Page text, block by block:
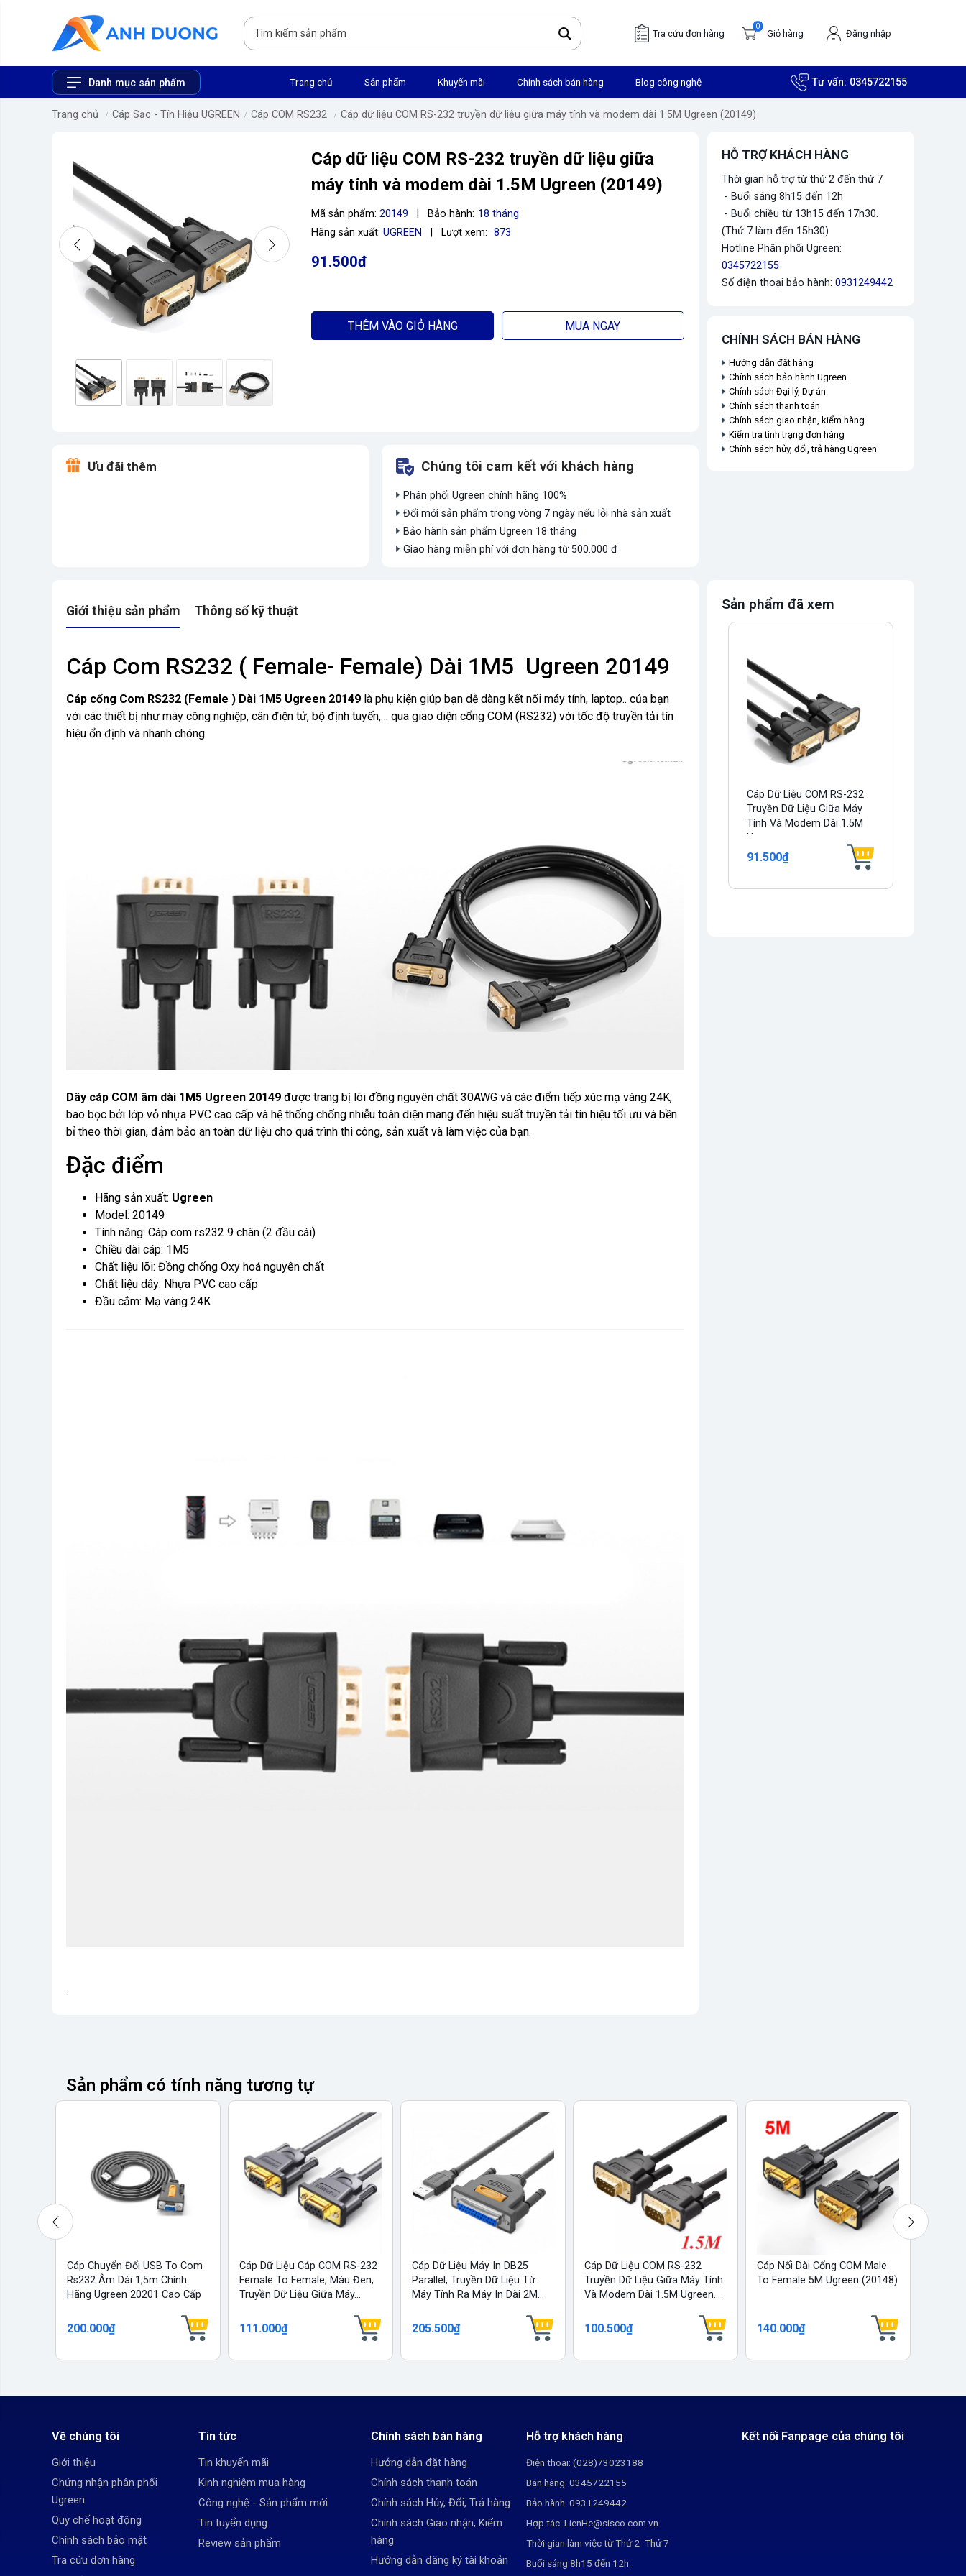
Tra cứu đơn hàng
0
Giỏ hàng Đăng nhập
Danh mục sản phẩm Trang chủ Sản phẩm Khuyến mãi Chính sách bán hàng Blog công nghệ Tư vấn: 0345722155
Trang chủ Cáp Sạc - Tín Hiệu UGREEN Cáp COM RS232 Cáp dữ liệu COM RS-232 truyền dữ liệu giữa máy tính và modem dài 1.5M Ugreen (20149)
Cáp dữ liệu COM RS-232 truyền dữ liệu giữa
máy tính và modem dài 1.5M Ugreen (20149)
Mã sản phẩm: 20149 Bảo hành: 18 tháng
Hãng sản xuất: UGREEN Lượt xem: 873
91.500đ
THÊM VÀO GIỎ HÀNG MUA NGAY
Ưu đãi thêm Chúng tôi cam kết với khách hàng
Phân phối Ugreen chính hãng 100%
Đổi mới sản phẩm trong vòng 7 ngày nếu lỗi nhà sản xuất
Bảo hành sản phẩm Ugreen 18 tháng
Giao hàng miễn phí với đơn hàng từ 500.000 đ
HỖ TRỢ KHÁCH HÀNG
Thời gian hỗ trợ từ thứ 2 đến thứ 7
- Buổi sáng 8h15 đến 12h
- Buổi chiều từ 13h15 đến 17h30.
(Thứ 7 làm đến 15h30)
Hotline Phân phối Ugreen:
0345722155
Số điện thoại bảo hành: 0931249442
CHÍNH SÁCH BÁN HÀNG
Hướng dẫn đặt hàng
Chính sách bảo hành Ugreen
Chính sách Đại lý, Dự án
Chính sách thanh toán
Chính sách giao nhận, kiểm hàng
Kiểm tra tình trạng đơn hàng
Chính sách hủy, đổi, trả hàng Ugreen
Giới thiệu sản phẩm Thông số kỹ thuật
Cáp Com RS232 ( Female- Female) Dài 1M5 Ugreen 20149
Cáp cổng Com RS232 (Female ) Dài 1M5 Ugreen 20149 là phụ kiện giúp bạn dễ dàng kết nối máy tính, laptop.. của bạn
với các thiết bị như máy công nghiệp, cân điện tử, bộ định tuyến,… qua giao diện cổng COM (RS232) với tốc độ truyền tải tín
hiệu ổn định và nhanh chóng.
Dây cáp COM âm dài 1M5 Ugreen 20149 được trang bị lõi đồng nguyên chất 30AWG và các điểm tiếp xúc mạ vàng 24K,
bao bọc bởi lớp vỏ nhựa PVC cao cấp và hệ thống chống nhiễu toàn diện mang đến hiệu suất truyền tải tín hiệu tối ưu và bền
bỉ theo thời gian, đảm bảo an toàn dữ liệu cho quá trình thi công, sản xuất và làm việc của bạn.
Đặc điểm
Hãng sản xuất: Ugreen
Model: 20149
Tính năng: Cáp com rs232 9 chân (2 đầu cái)
Chiều dài cáp: 1M5
Chất liệu lõi: Đồng chống Oxy hoá nguyên chất
Chất liệu dây: Nhựa PVC cao cấp
Đầu cắm: Mạ vàng 24K
.
Sản phẩm đã xem
Cáp Dữ Liệu COM RS-232
Truyền Dữ Liệu Giữa Máy
Tính Và Modem Dài 1.5M
Ugreen...
91.500₫
Sản phẩm có tính năng tương tự
Cáp Chuyển Đổi USB To Com
Rs232 Âm Dài 1,5m Chính
Hãng Ugreen 20201 Cao Cấp
200.000₫
Cáp Dữ Liệu Cáp COM RS-232
Female To Female, Màu Đen,
Truyền Dữ Liệu Giữa Máy...
111.000₫
Cáp Dữ Liệu Máy In DB25
Parallel, Truyền Dữ Liệu Từ
Máy Tính Ra Máy In Dài 2M...
205.500₫
Cáp Dữ Liệu COM RS-232
Truyền Dữ Liệu Giữa Máy Tính
Và Modem Dài 1.5M Ugreen...
100.500₫
Cáp Nối Dài Cổng COM Male
To Female 5M Ugreen (20148)
140.000₫
Về chúng tôi
Giới thiệu
Chứng nhận phân phối
Ugreen
Quy chế hoạt động
Chính sách bảo mật
Tra cứu đơn hàng
Tin tức
Tin khuyến mãi
Kinh nghiệm mua hàng
Công nghệ - Sản phẩm mới
Tin tuyển dụng
Review sản phẩm
Chính sách bán hàng
Hướng dẫn đặt hàng
Chính sách thanh toán
Chính sách Hủy, Đổi, Trả hàng
Chính sách Giao nhận, Kiểm
hàng
Hướng dẫn đăng ký tài khoản
Hỗ trợ khách hàng
Điện thoai: (028)73023188
Bán hàng: 0345722155
Bảo hành: 0931249442
Hợp tác: LienHe@sisco.com.vn
Thời gian làm việc từ Thứ 2- Thứ 7
Buổi sáng 8h15 đến 12h.
Kết nối Fanpage của chúng tôi